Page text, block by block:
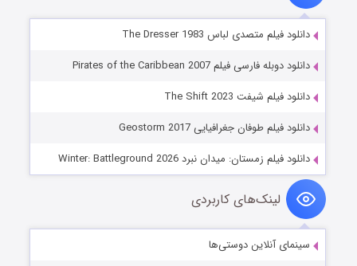
دانلود فیلم متصدی لباس The Dresser 1983
دانلود دوبله فارسی فیلم Pirates of the Caribbean 2007
دانلود فیلم شیفت The Shift 2023
دانلود فیلم طوفان جغرافیایی Geostorm 2017
دانلود فیلم زمستان: میدان نبرد Winter: Battleground 2026
لینک‌های کاربردی
سینمای آنلاین دوستی‌ها